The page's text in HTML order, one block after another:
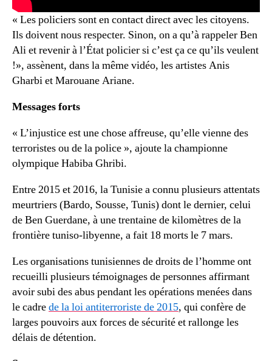
« Les policiers sont en contact direct avec les citoyens.
Ils doivent nous respecter. Sinon, on a qu’à rappeler Ben
Ali et revenir à l’État policier si c’est ça ce qu’ils veulent
!», assènent, dans la même vidéo, les artistes Anis
Gharbi et MarouaneAriane.
Messages forts
« L’injustice est une chose affreuse, qu’elle vienne des
terroristes ou de la police », ajoute la championne
olympique Habiba Ghribi.
Entre 2015 et 2016, la Tunisie a connu plusieurs attentats
meurtriers (Bardo, Sousse, Tunis) dont le dernier, celui
de Ben Guerdane, à une trentaine de kilomètres de la
frontière tuniso-libyenne, a fait 18 morts le 7 mars.
Les organisations tunisiennes de droits de l’homme ont
recueilli plusieurs témoignages de personnes affirmant
avoir subi des abus pendant les opérations menées dans
le cadrede la loi antiterroriste de 2015, qui confère de
larges pouvoirs aux forces de sécurité et rallonge les
délais de détention.